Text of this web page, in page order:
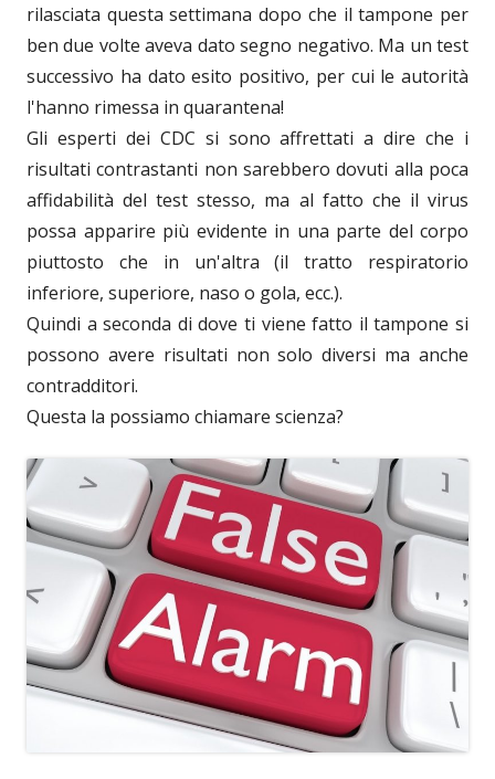
rilasciata questa settimana dopo che il tampone per
ben due volte aveva dato segno negativo. Ma un test
successivo ha dato esito positivo, per cui le autorità
l'hanno rimessa in quarantena!
Gli esperti dei CDC si sono affrettati a dire che i
risultati contrastanti non sarebbero dovuti alla poca
affidabilità del test stesso, ma al fatto che il virus
possa apparire più evidente in una parte del corpo
piuttosto che in un'altra (il tratto respiratorio
inferiore, superiore, naso o gola, ecc.).
Quindi a seconda di dove ti viene fatto il tampone si
possono avere risultati non solo diversi ma anche
contradditori.
Questa la possiamo chiamare scienza?